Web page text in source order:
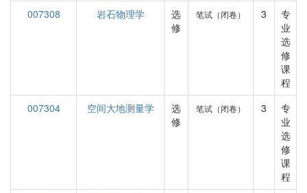
007308
岩石物理学
选
修
笔试（闭卷） 3
专
业
选
修
课
程
007304
空间大地测量学
选
修
笔试（闭卷） 3
专
业
选
修
课
程